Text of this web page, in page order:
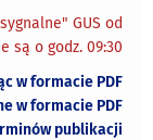
GUS od
są o godz. 09:30
w formacie PDF
w formacie PDF
publikacji